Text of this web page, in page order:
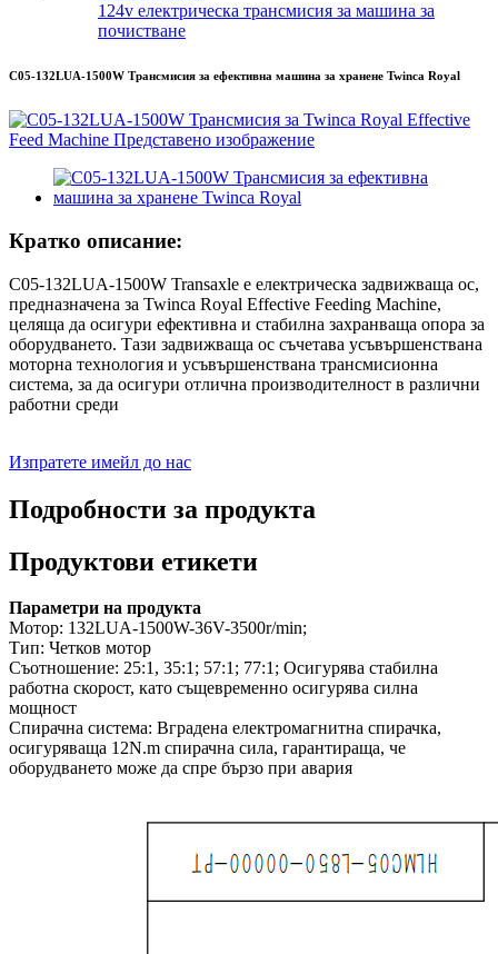
124v електрическа трансмисия за машина за
почистване
C05-132LUA-1500W Трансмисия за ефективна машина за хранене Twinca Royal
Кратко описание:
C05-132LUA-1500W Transaxle е електрическа задвижваща ос,
предназначена за Twinca Royal Effective Feeding Machine,
целяща да осигури ефективна и стабилна захранваща опора за
оборудването. Тази задвижваща ос съчетава усъвършенствана
моторна технология и усъвършенствана трансмисионна
система, за да осигури отлична производителност в различни
работни среди
Изпратете имейл до нас
Подробности за продукта
Продуктови етикети
Параметри на продукта
Мотор: 132LUA-1500W-36V-3500r/min;
Тип: Четков мотор
Съотношение: 25:1, 35:1; 57:1; 77:1; Осигурява стабилна
работна скорост, като същевременно осигурява силна
мощност
Спирачна система: Вградена електромагнитна спирачка,
осигуряваща 12N.m спирачна сила, гарантираща, че
оборудването може да спре бързо при авария